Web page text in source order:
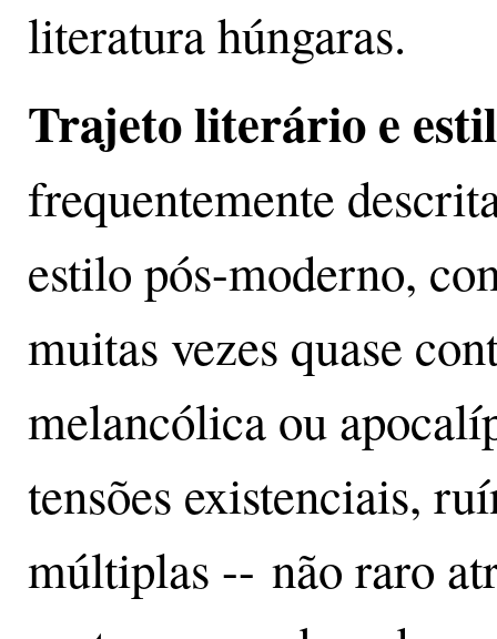
literatura húngaras.
Trajeto literário e
frequentemente
estilo pós-moderno,
muitas vezes quase
melancólica ou
tensões existenciais,
múltiplas -- não raro